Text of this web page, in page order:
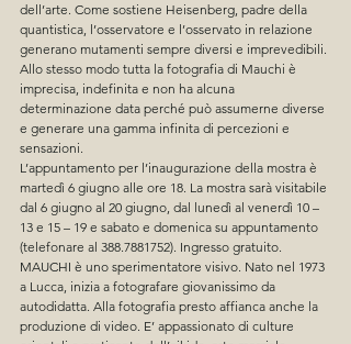
dell’arte. Come sostiene Heisenberg, padre della
quantistica, l’osservatore e l’osservato in relazione
generano mutamenti sempre diversi e imprevedibili.
Allo stesso modo tutta la fotografia di Mauchi è
imprecisa, indefinita e non ha alcuna
determinazione data perché può assumerne diverse
e generare una gamma infinita di percezioni e
sensazioni.
L’appuntamento per l’inaugurazione della mostra è
martedì 6 giugno alle ore 18. La mostra sarà visitabile
dal 6 giugno al 20 giugno, dal lunedì al venerdì 10 –
13 e 15 – 19 e sabato e domenica su appuntamento
(telefonare al 388.7881752). Ingresso gratuito.
MAUCHI è uno sperimentatore visivo. Nato nel 1973
a Lucca, inizia a fotografare giovanissimo da
autodidatta. Alla fotografia presto affianca anche la
produzione di video. E’ appassionato di culture